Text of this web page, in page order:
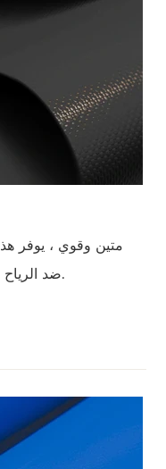
متين وقوي ، يوفر
ضد الرياح القوية ، وهو مثالي للمناطق الخارجية.